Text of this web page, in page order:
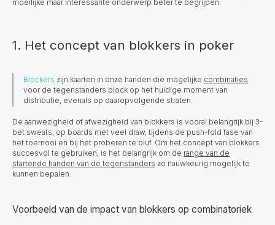
moeilijke maar interessante onderwerp beter te begrijpen.
1. Het concept van blokkers in poker
Blockers zijn kaarten in onze handen die mogelijke combinaties
voor de tegenstanders block op het huidige moment van
distributie, evenals op daaropvolgende straten.
De aanwezigheid of afwezigheid van blokkers is vooral belangrijk bij 3-
bet sweats, op boards met veel draw, tijdens de push-fold fase van
het toernooi en bij het proberen te bluf. Om het concept van blokkers
succesvol te gebruiken, is het belangrijk om de range van de
startende handen van de tegenstanders zo nauwkeurig mogelijk te
kunnen bepalen.
Voorbeeld van de impact van blokkers op combinatoriek